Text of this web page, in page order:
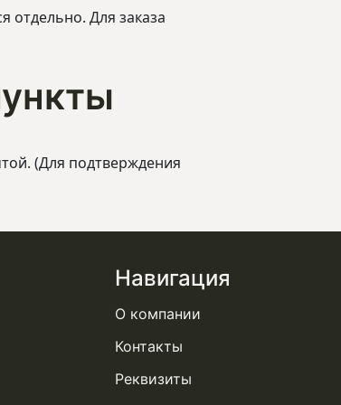
отдельно. Для заказа
(Для подтверждения
Навигация
О компании
Контакты
Реквизиты